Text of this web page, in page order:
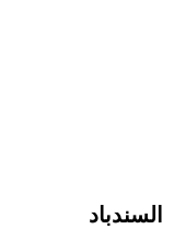
السندباد